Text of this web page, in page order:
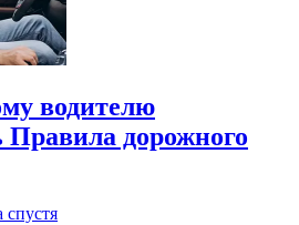
водителю
Правила дорожного
спустя